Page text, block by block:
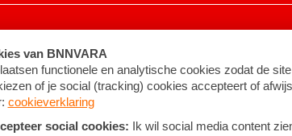
Algemene voorwaarden ©2026BNNVARA